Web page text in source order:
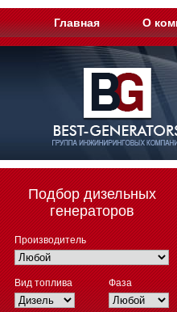
Главная О
Подбор дизельных
генераторов
Производитель
Вид топлива Фаза